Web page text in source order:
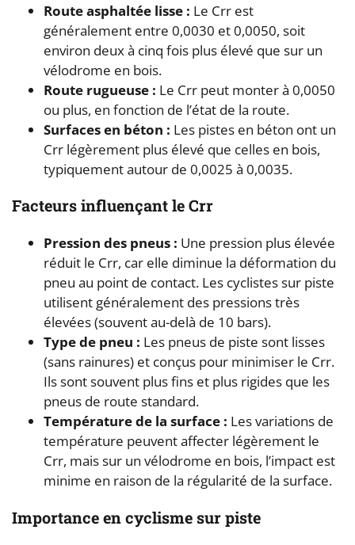
Route asphaltée lisse : Le Crr est
généralement entre 0,0030 et 0,0050, soit
environ deux à cinq fois plus élevé que sur un
vélodrome en bois.
Route rugueuse : Le Crr peut monter à 0,0050
ou plus, en fonction de l’état de la route.
Surfaces en béton : Les pistes en béton ont un
Crr légèrement plus élevé que celles en bois,
typiquement autour de 0,0025 à 0,0035.
Facteurs influençant le Crr
Pression des pneus : Une pression plus élevée
réduit le Crr, car elle diminue la déformation du
pneu au point de contact. Les cyclistes sur piste
utilisent généralement des pressions très
élevées (souvent au-delà de 10 bars).
Type de pneu : Les pneus de piste sont lisses
(sans rainures) et conçus pour minimiser le Crr.
Ils sont souvent plus fins et plus rigides que les
pneus de route standard.
Température de la surface : Les variations de
température peuvent affecter légèrement le
Crr, mais sur un vélodrome en bois, l’impact est
minime en raison de la régularité de la surface.
Importance en cyclisme sur piste